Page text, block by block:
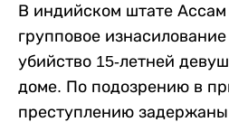
В индийском штате
групповое
убийство 15-летней
доме. По подозрению в
преступлению задержаны